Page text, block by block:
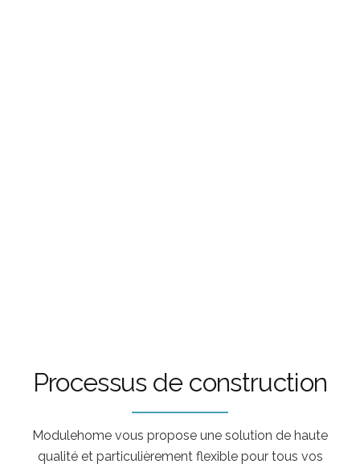
Processus de construction
Modulehome vous propose une solution de haute
qualité et particulièrement flexible pour tous vos